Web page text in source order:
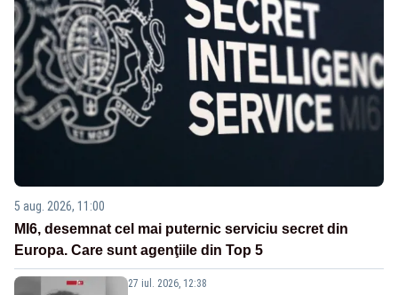
5 aug. 2026, 11:00
MI6, desemnat cel mai puternic serviciu secret din
Europa. Care sunt agenţiile din Top 5
27 iul. 2026, 12:38